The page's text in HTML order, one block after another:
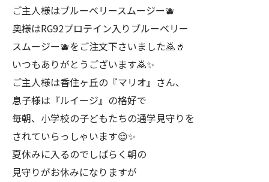
ご主人様はブルーベリースムージー🫐
奥様はRG92プロテイン入りブルーベリー
スムージー🫐をご注文下さいました🙇🥤
いつもありがとうございます🙇✨
ご主人様は香住ヶ丘の『マリオ』さん、
息子様は『ルイージ』の格好で
毎朝、小学校の子どもたちの通学見守りを
されていらっしゃいます😌✨
夏休みに入るのでしばらく朝の
見守りがお休みになりますが